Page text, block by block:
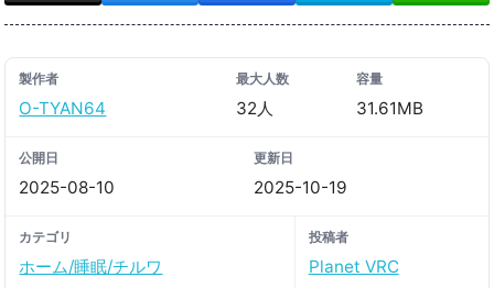
製作者
O-TYAN64
最大人数
32人
容量
31.61MB
公開日
2025-08-10
更新日
2025-10-19
カテゴリ
ホーム/睡眠/チルワ
投稿者
Planet VRC